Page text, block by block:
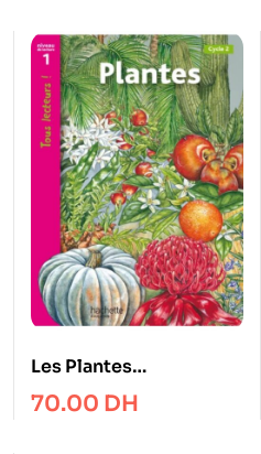
Les Plantes
Documentaire Niveau 1
70.00 DH